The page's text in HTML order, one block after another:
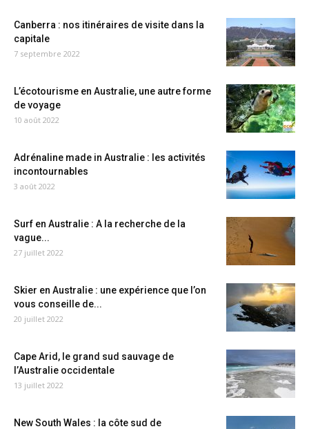
Canberra : nos itinéraires de visite dans la
capitale
7 septembre 2022
L’écotourisme en Australie, une autre forme
de voyage
10 août 2022
Adrénaline made in Australie : les activités
incontournables
3 août 2022
Surf en Australie : A la recherche de la
vague...
27 juillet 2022
Skier en Australie : une expérience que l’on
vous conseille de...
20 juillet 2022
Cape Arid, le grand sud sauvage de
l’Australie occidentale
13 juillet 2022
New South Wales : la côte sud de